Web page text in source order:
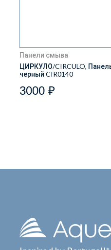
Панели смыва
ЦИРКУЛО/CIRCULO,
черный CIR0140
3000 ₽